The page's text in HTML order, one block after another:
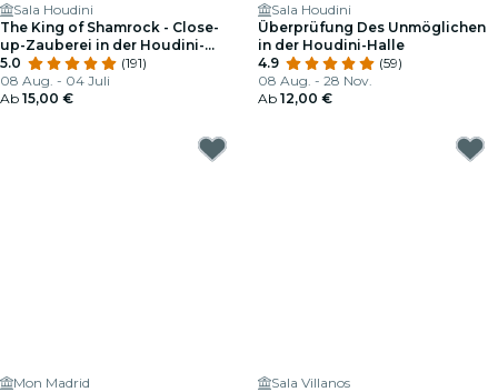
Sala Houdini
The King of Shamrock - Close-
up-Zauberei in der Houdini-
Halle
5.0
(191)
08 Aug. - 04 Juli
Ab 15,00 €
Sala Houdini
Überprüfung Des Unmöglichen
in der Houdini-Halle
4.9
(59)
08 Aug. - 28 Nov.
Ab 12,00 €
Mon Madrid Sala Villanos